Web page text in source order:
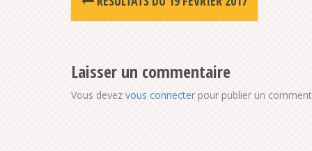
navigation
Laisser un commentaire
Vous devez vous connecter pour publier un